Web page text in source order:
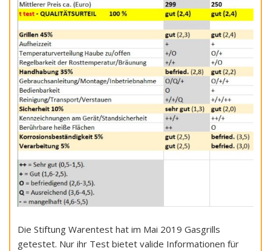
Die Stiftung Warentest hat im Mai 2019 Gasgrills
getestet. Nur ihr Test bietet valide Informationen für